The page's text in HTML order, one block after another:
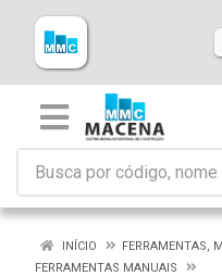
INÍCIO
FERRAMENTAS,
FERRAMENTAS MANUAIS